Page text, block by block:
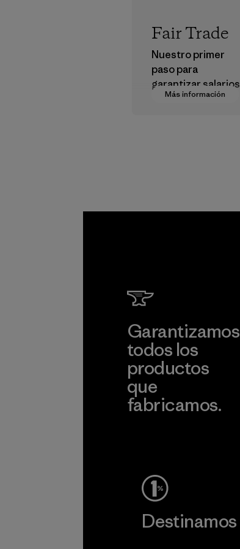
Más información
Fair Trade
Nuestro primer
paso para
garantizar salarios
dignos en nuestra
Garantizamos
todos los
productos
que
fabricamos.